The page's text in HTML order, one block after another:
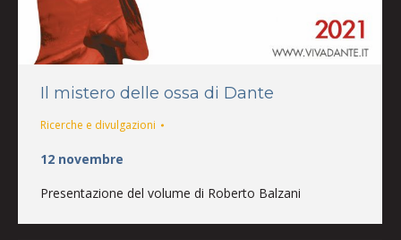
Il mistero delle ossa di Dante
Ricerche e divulgazioni
12 novembre
Presentazione del volume di Roberto Balzani